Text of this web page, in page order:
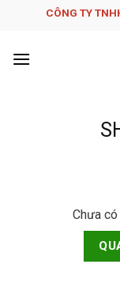
CÔNG TY
Chưa